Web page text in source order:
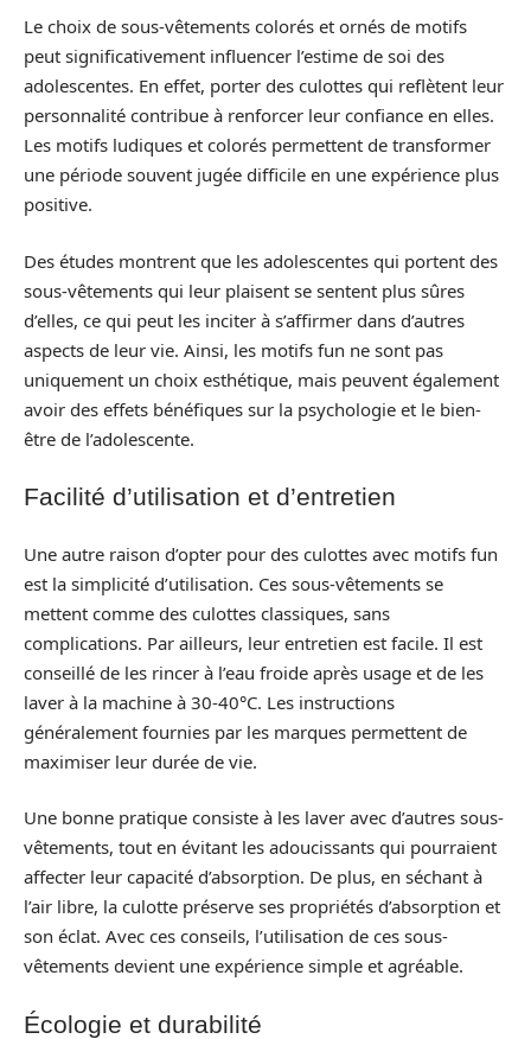
Le choix de sous-vêtements colorés et ornés de motifs
peut significativement influencer l’estime de soi des
adolescentes. En effet, porter des culottes qui reflètent leur
personnalité contribue à renforcer leur confiance en elles.
Les motifs ludiques et colorés permettent de transformer
une période souvent jugée difficile en une expérience plus
positive.
Des études montrent que les adolescentes qui portent des
sous-vêtements qui leur plaisent se sentent plus sûres
d’elles, ce qui peut les inciter à s’affirmer dans d’autres
aspects de leur vie. Ainsi, les motifs fun ne sont pas
uniquement un choix esthétique, mais peuvent également
avoir des effets bénéfiques sur la psychologie et le bien-
être de l’adolescente.
Facilité d’utilisation et d’entretien
Une autre raison d’opter pour des culottes avec motifs fun
est la simplicité d’utilisation. Ces sous-vêtements se
mettent comme des culottes classiques, sans
complications. Par ailleurs, leur entretien est facile. Il est
conseillé de les rincer à l’eau froide après usage et de les
laver à la machine à 30-40°C. Les instructions
généralement fournies par les marques permettent de
maximiser leur durée de vie.
Une bonne pratique consiste à les laver avec d’autres sous-
vêtements, tout en évitant les adoucissants qui pourraient
affecter leur capacité d’absorption. De plus, en séchant à
l’air libre, la culotte préserve ses propriétés d’absorption et
son éclat. Avec ces conseils, l’utilisation de ces sous-
vêtements devient une expérience simple et agréable.
Écologie et durabilité